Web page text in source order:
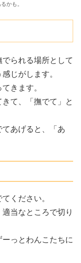
かも。
られる場所として
じがします。
きます。
て、「撫でて」と
あげると、「あ
ください。
当なところで切り
っとわんこたちに